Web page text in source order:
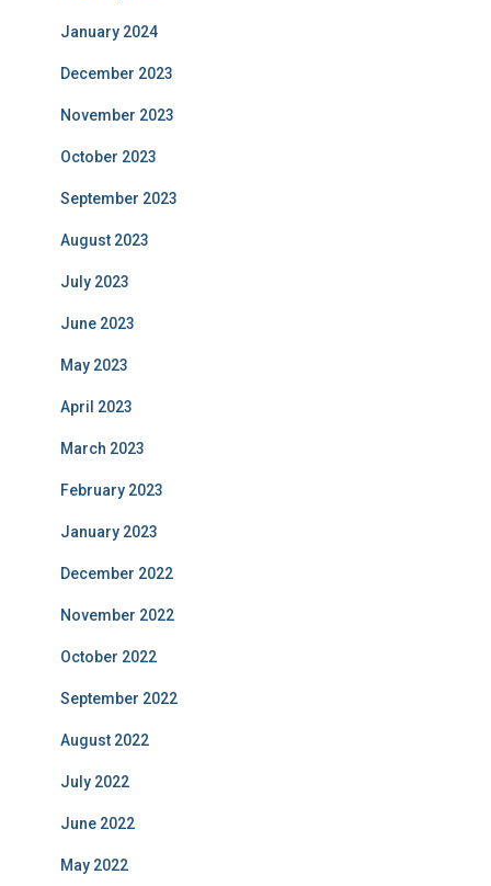
January 2024
December 2023
November 2023
October 2023
September 2023
August 2023
July 2023
June 2023
May 2023
April 2023
March 2023
February 2023
January 2023
December 2022
November 2022
October 2022
September 2022
August 2022
July 2022
June 2022
May 2022